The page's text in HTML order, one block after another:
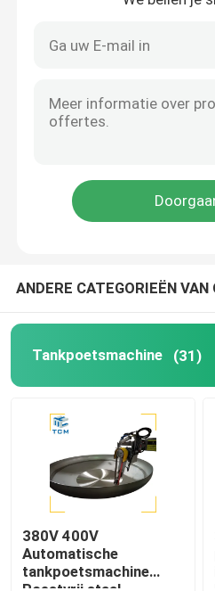
Automatische
Schommelmachine
Kegelbuigmachine
Oppoetsende
ANDERE CATEGORIEËN VAN
Tankpoetsmachine (31)
380V 400V
Automatische
tankpoetsmachine